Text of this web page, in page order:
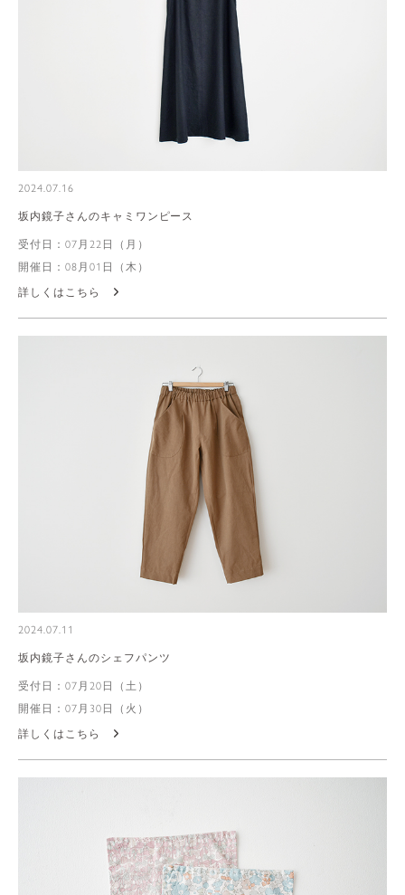
2024.07.16
坂内鏡子さんのキャミワンピース
受付日：07月22日（月）
開催日：08月01日（木）
詳しくはこちら
2024.07.11
坂内鏡子さんのシェフパンツ
受付日：07月20日（土）
開催日：07月30日（火）
詳しくはこちら